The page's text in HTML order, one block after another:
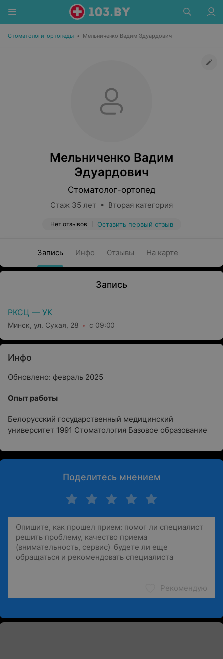
Стоматологи-ортопеды • Мельниченко Вадим Эдуардович
Мельниченко Вадим
Эдуардович
Стоматолог-ортопед
Стаж 35 лет • Вторая категория
Нет отзывов Оставить первый отзыв
Запись Инфо Отзывы На карте
Запись
РКСЦ — УК
Минск, ул. Сухая, 28 с 09:00
Инфо
Обновлено: февраль 2025
Опыт работы
Белорусский государственный медицинский
университет 1991 Стоматология Базовое образование
Поделитесь мнением
Рекомендую